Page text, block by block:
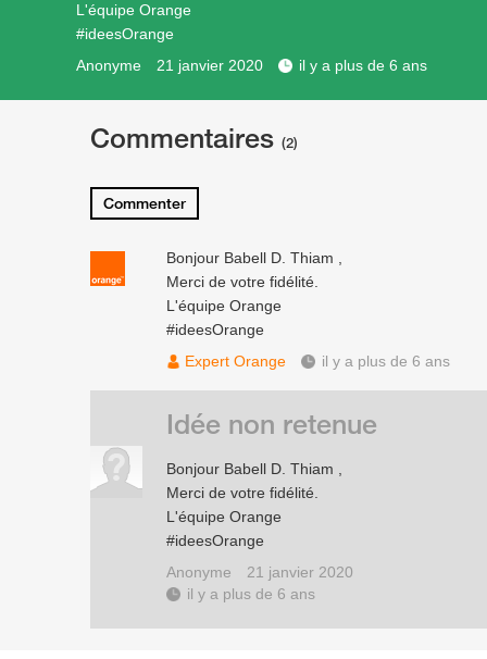
L'équipe Orange
#ideesOrange
Anonyme
21 janvier 2020 il y a plus de 6 ans
Commentaires (2)
Commenter
Bonjour Babell D. Thiam ,
Merci de votre fidélité.
L'équipe Orange
#ideesOrange
Expert Orange
il y a plus de 6 ans
Bonjour Babell D. Thiam ,
Merci de votre fidélité.
L'équipe Orange
#ideesOrange
Anonyme
21 janvier 2020
il y a plus de 6 ans
Idée non retenue